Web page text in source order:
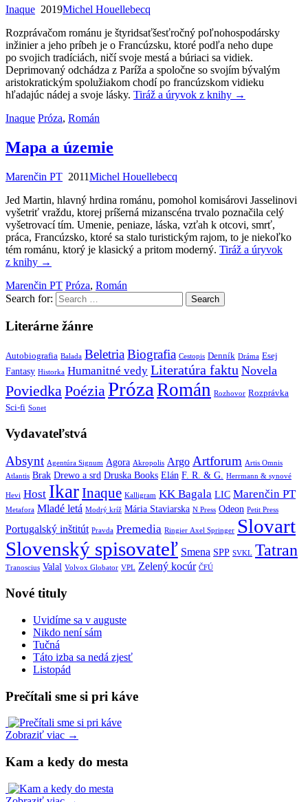
Inaque 2019Michel Houellebecq
Rozprávačom románu je štyridsaťšesťročný poľnohospodársky
inžinier a jeho príbeh je o Francúzsku, ktoré podľa neho dupe
po svojich tradíciách, ničí svoje mestá a búriaci sa vidiek.
Deprimovaný odchádza z Paríža a spoločne so svojím bývalým
aristokratickým spolužiakom chodí po francúzskom vidieku
hľadajúc nádej a svoje lásky. Tiráž a úryvok z knihy →
Inaque Próza, Román
Mapa a územie
Marenčin PT 2011Michel Houellebecq
Jed Martin, hlavný hrdina románu, pomohol komisárovi Jasselinovi
vyšetriť vraždu, ktorej príšerná mizanscéna trvalo poznačila celý
vyšetrovací tím. Umenie, peniaze, láska, vzťah k otcovi, smrť,
práca, Francúzsko, ktoré sa stalo turistickým rajom, to je niekoľko
tém románu, ktorý je klasický a pritom moderný. Tiráž a úryvok
z knihy →
Marenčin PT Próza, Román
Search for:
Literárne žánre
Autobiografia Balada BeletriaBiografia Cestopis Denník Dráma Esej
Fantasy Historka Humanitné vedy Literatúra faktu Novela
Poviedka PoéziaPróza Román Rozhovor Rozprávka
Sci-fi Sonet
Vydavateľstvá
Absynt Agentúra Signum Agora Akropolis Argo Artforum Artis Omnis
Atlantis Brak Drewo a srd Druska Books Elán F. R. & G. Herrmann & synové
Hevi Host IkarInaque Kalligram KK Bagala LIC Marenčin PT
Metafora Mladé letá Modrý kríž Mária Staviarska N Press Odeon Petit Press
Portugalský inštitút Pravda Premedia Ringier Axel Springer Slovart
Slovenský spisovateľ Smena SPP SVKL Tatran
Tranoscius Valal Volvox Globator VPL Zelený kocúr ČFÚ
Nové tituly
Uvidíme sa v auguste
Nikdo není sám
Tučná
Táto izba sa nedá zjesť
Listopád
Prečítali sme si pri káve
Zobraziť viac →
Kam a kedy do mesta